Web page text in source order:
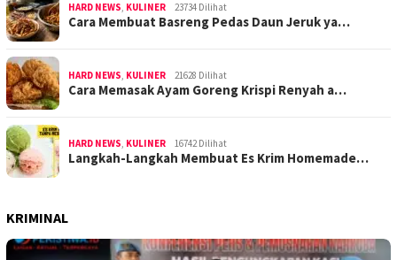
HARD NEWS, KULINER 23734 Dilihat
Cara Membuat Basreng Pedas Daun Jeruk ya…
HARD NEWS, KULINER 21628 Dilihat
Cara Memasak Ayam Goreng Krispi Renyah a…
HARD NEWS, KULINER 16742 Dilihat
Langkah-Langkah Membuat Es Krim Homemade…
KRIMINAL